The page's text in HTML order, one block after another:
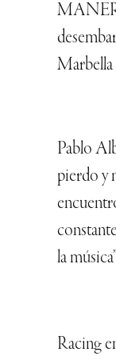
Marbella
Pablo
pierdo y
la
Racing